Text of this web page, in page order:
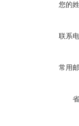
您的
联系
常用